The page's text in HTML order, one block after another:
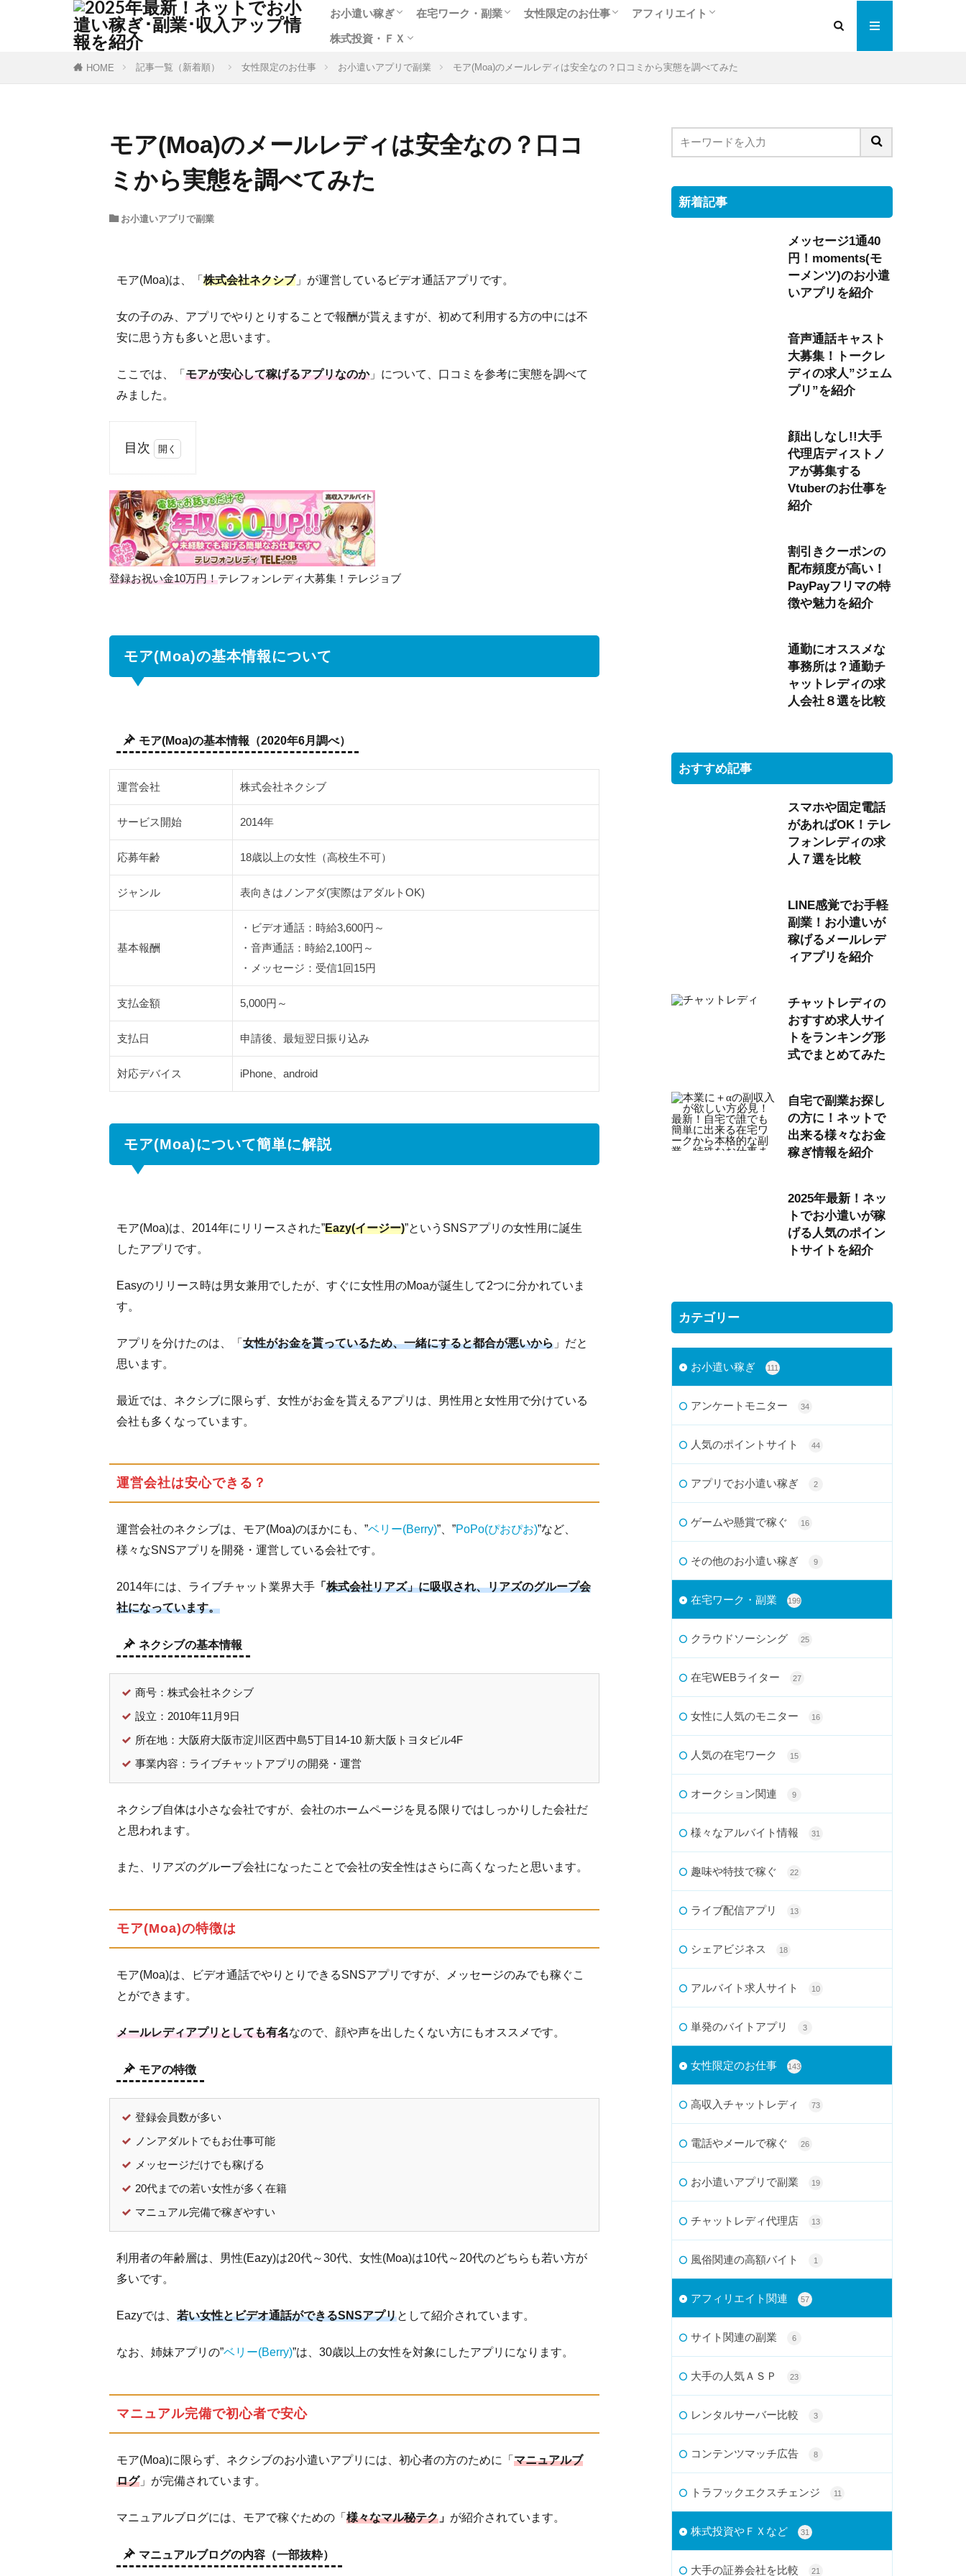
お小遣い稼ぎ
人気のポイントサイト
アンケートモニター
ゲームや懸賞で稼ぐ
在宅ワーク・副業 女性限定のお仕事 アフィリエイト
株式投資・ＦＸ
格安ネット証券会社
ネット売買の特徴は
株式投資実践編
ＦＸ投資超入門
HOME 記事一覧（新着順） 女性限定のお仕事 お小遣いアプリで副業 モア(Moa)のメールレディは安全なの？口コミから実態を調べてみた
モア(Moa)のメールレディは安全なの？口コ
ミから実態を調べてみた
お小遣いアプリで副業
モア(Moa)は、「 株式会社ネクシブ」が運営しているビデオ通話アプリです。
女の子のみ、アプリでやりとりすることで報酬が貰えますが、初めて利用する方の中には不
安に思う方も多いと思います。
ここでは、「 モアが安心して稼げるアプリなのか」について、口コミを参考に実態を調べて
みました。
目次
モア
(Moa)
の基
本情
報に
つい
て
モア
(Moa)
につ
いて
説
会社
心で
き
る？
2.2
徴は
マニ
ル完
者で
3
モア
の評
ミ
3.1
Store
コミ
3.2
口コ
ミで
3.2.1
ルトに
関する
3.2.2
ム的な
問題に
関する
レビュ
3.2.3
ントロ
ックに
関する
レビュ
ー
4
ウ
ン
ト
ロ
ッ
に
い
て
る
4.1
違反
厳し
い可
能性
マニ
も禁
止行
為が
れて
いる
不正
登録お祝い金10万円！テレフォンレディ大募集！テレジョブ
モア(Moa)の基本情報について
モア(Moa)の基本情報（2020年6月調べ）
運営会社 株式会社ネクシブ
サービス開始 2014年
応募年齢 18歳以上の女性（高校生不可）
ジャンル 表向きはノンアダ(実際はアダルトOK)
基本報酬
・ビデオ通話：時給3,600円～
・音声通話：時給2,100円～
・メッセージ：受信1回15円
支払金額 5,000円～
支払日 申請後、最短翌日振り込み
対応デバイス iPhone、android
モア(Moa)について簡単に解説
モア(Moa)は、2014年にリリースされた”Eazy(イージー)”というSNSアプリの女性用に誕生
したアプリです。
Easyのリリース時は男女兼用でしたが、すぐに女性用のMoaが誕生して2つに分かれていま
す。
アプリを分けたのは、「 女性がお金を貰っているため、一緒にすると都合が悪いから 」だと
思います。
最近では、ネクシブに限らず、女性がお金を貰えるアプリは、男性用と女性用で分けている
会社も多くなっています。
運営会社は安心できる？
運営会社のネクシブは、モア(Moa)のほかにも、”ベリー(Berry)”、”PoPo(ぴおぴお)”など、
様々なSNSアプリを開発・運営している会社です。
2014年には、ライブチャット業界大手 「 株式会社リアズ」に吸収され、リアズのグループ会
社になっています。
ネクシブの基本情報
商号：株式会社ネクシブ
設立：2010年11月9日
所在地：大阪府大阪市淀川区西中島5丁目14-10 新大阪トヨタビル4F
事業内容：ライブチャットアプリの開発・運営
ネクシブ自体は小さな会社ですが、会社のホームページを見る限りではしっかりした会社だ
と思われます。
また、リアズのグループ会社になったことで会社の安全性はさらに高くなったと思います。
モア(Moa)の特徴は
モア(Moa)は、ビデオ通話でやりとりできるSNSアプリですが、メッセージのみでも稼ぐこ
とができます。
メールレディアプリとしても有名なので、顔や声を出したくない方にもオススメです。
モアの特徴
登録会員数が多い
ノンアダルトでもお仕事可能
メッセージだけでも稼げる
20代までの若い女性が多く在籍
マニュアル完備で稼ぎやすい
利用者の年齢層は、男性(Eazy)は20代～30代、女性(Moa)は10代～20代のどちらも若い方が
多いです。
Eazyでは、 若い女性とビデオ通話ができるSNSアプリとして紹介されています。
なお、姉妹アプリの”ベリー(Berry)”は、30歳以上の女性を対象にしたアプリになります。
マニュアル完備で初心者で安心
モア(Moa)に限らず、ネクシブのお小遣いアプリには、初心者の方のために「 マニュアルブ
ログ」が完備されています。
マニュアルブログには、モアで稼ぐための「 様々なマル秘テク 」 が紹介されています。
マニュアルブログの内容（一部抜粋）
新着記事
メッセージ1通40
円！moments(モ
ーメンツ)のお小遣
いアプリを紹介
音声通話キャスト
大募集！トークレ
ディの求人”ジェム
プリ”を紹介
顔出しなし!!大手
代理店ディストノ
アが募集する
Vtuberのお仕事を
紹介
割引きクーポンの
配布頻度が高い！
PayPayフリマの特
徴や魅力を紹介
通勤にオススメな
事務所は？通勤チ
ャットレディの求
人会社８選を比較
おすすめ記事
スマホや固定電話
があればOK！テレ
フォンレディの求
人７選を比較
LINE感覚でお手軽
副業！お小遣いが
稼げるメールレデ
ィアプリを紹介
チャットレディの
おすすめ求人サイ
トをランキング形
式でまとめてみた
自宅で副業お探し
の方に！ネットで
出来る様々なお金
稼ぎ情報を紹介
2025年最新！ネッ
トでお小遣いが稼
げる人気のポイン
トサイトを紹介
カテゴリー
お小遣い稼ぎ 111
アンケートモニター 34
人気のポイントサイト 44
アプリでお小遣い稼ぎ 2
ゲームや懸賞で稼ぐ 16
その他のお小遣い稼ぎ 9
在宅ワーク・副業 199
クラウドソーシング 25
在宅WEBライター 27
女性に人気のモニター 16
人気の在宅ワーク 15
オークション関連 9
様々なアルバイト情報 31
趣味や特技で稼ぐ 22
ライブ配信アプリ 13
シェアビジネス 18
アルバイト求人サイト 10
単発のバイトアプリ 3
女性限定のお仕事 143
高収入チャットレディ 73
電話やメールで稼ぐ 26
お小遣いアプリで副業 19
チャットレディ代理店 13
風俗関連の高額バイト 1
アフィリエイト関連 57
サイト関連の副業 6
大手の人気ＡＳＰ 23
レンタルサーバー比較 3
コンテンツマッチ広告 8
トラフックエクスチェンジ 11
株式投資やＦＸなど 31
大手の証券会社を比較 21